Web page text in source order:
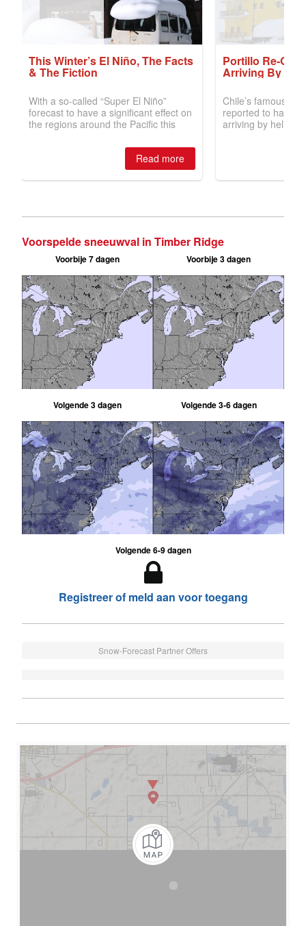
Voorspelde sneeuwval in Timber Ridge
Voorbije 7 dagen Voorbije 3 dagen
Volgende 3 dagen Volgende 3-6 dagen
Volgende 6-9 dagen
Registreer of meld aan voor toegang
Snow-Forecast Partner Offers